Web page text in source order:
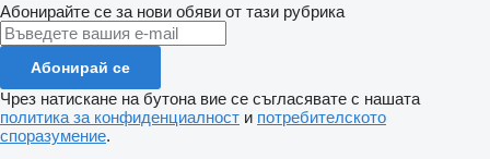
Абонирайте се за нови обяви от тази рубрика
Абонирай се
Чрез натискане на бутона вие се съгласявате с нашата
политика за конфиденциалност и потребителското
споразумение.